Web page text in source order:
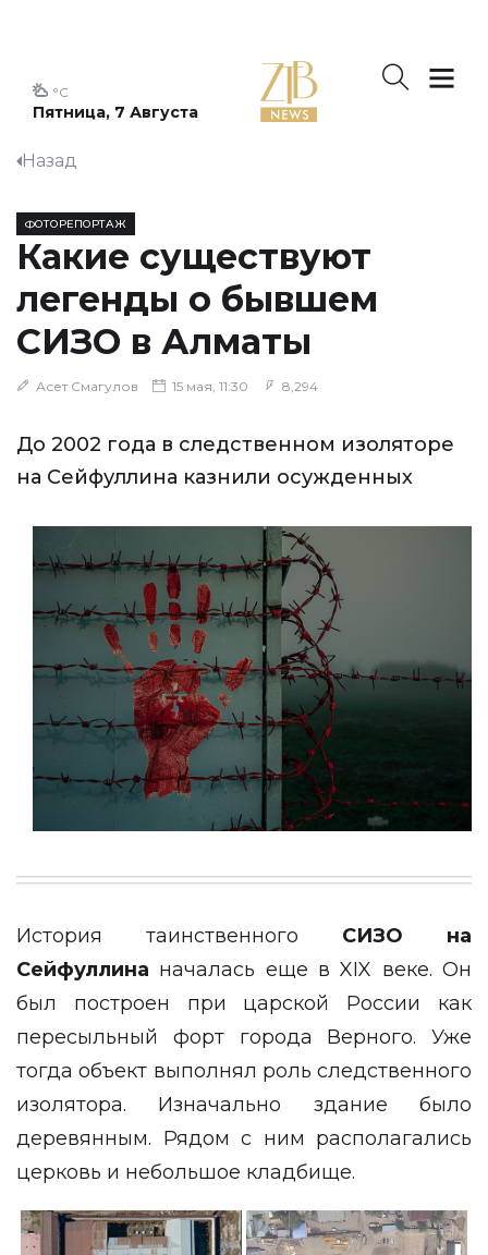
Пятница, 7 Августа
°C
Назад
ФОТОРЕПОРТАЖ
Какие существуют
легенды о бывшем
СИЗО в Алматы
Асет Смагулов 15 мая, 11:30 8,294
До 2002 года в следственном изоляторе
на Сейфуллина казнили осужденных
История таинственного СИЗО на
Сейфуллина началась еще в XIX веке. Он
был построен при царской России как
пересыльный форт города Верного. Уже
тогда объект выполнял роль следственного
изолятора. Изначально здание было
деревянным. Рядом с ним располагались
церковь и небольшое кладбище.